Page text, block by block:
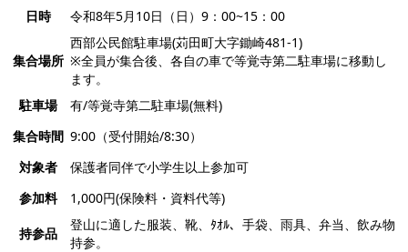
日時
令和8年5月10日（日）9：00~15：00
集合場所
西部公民館駐車場(苅田町大字鋤崎481-1)
※全員が集合後、各自の車で等覚寺第二駐車場に移動し
ます。
駐車場
有/等覚寺第二駐車場(無料)
集合時間 9:00（受付開始/8:30）
対象者
保護者同伴で小学生以上参加可
参加料
1,000円(保険料・資料代等)
持参品
登山に適した服装、靴、ﾀｵﾙ、手袋、雨具、弁当、飲み物
持参。